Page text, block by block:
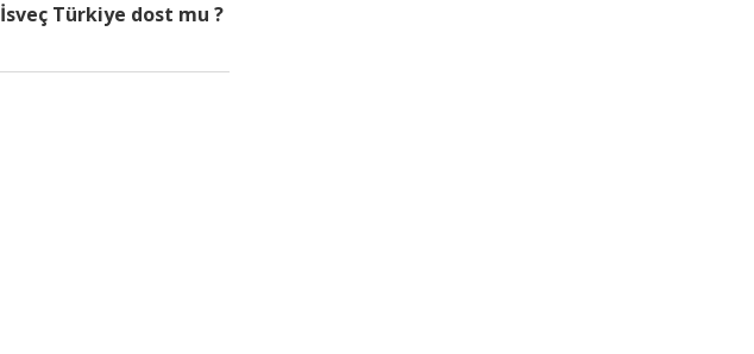
İsveç Türkiye dost mu ?